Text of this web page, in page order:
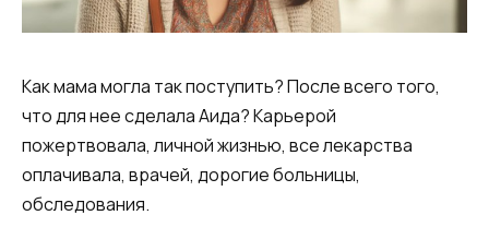
Как мама могла так поступить? После всего того,
что для нее сделала Аида? Карьерой
пожертвовала, личной жизнью, все лекарства
оплачивала, врачей, дорогие больницы,
обследования.